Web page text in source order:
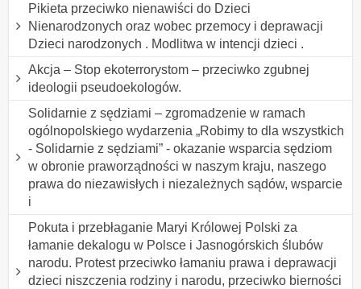
Pikieta przeciwko nienawiści do Dzieci
Nienarodzonych oraz wobec przemocy i deprawacji
Dzieci narodzonych . Modlitwa w intencji dzieci .
Akcja – Stop ekoterrorystom – przeciwko zgubnej
ideologii pseudoekologów.
Solidarnie z sędziami – zgromadzenie w ramach
ogólnopolskiego wydarzenia „Robimy to dla wszystkich
- Solidarnie z sędziami” - okazanie wsparcia sędziom
w obronie praworządności w naszym kraju, naszego
prawa do niezawisłych i niezależnych sądów, wsparcie
i
Pokuta i przebłaganie Maryi Królowej Polski za
łamanie dekalogu w Polsce i Jasnogórskich ślubów
narodu. Protest przeciwko łamaniu prawa i deprawacji
dzieci niszczenia rodziny i narodu, przeciwko bierności